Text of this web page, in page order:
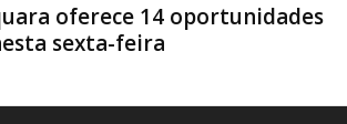
oferece 14 oportunidades
sexta-feira